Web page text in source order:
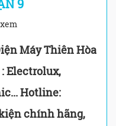
9
Máy Thiên Hòa
Electrolux,
Hotline:
chính hãng,